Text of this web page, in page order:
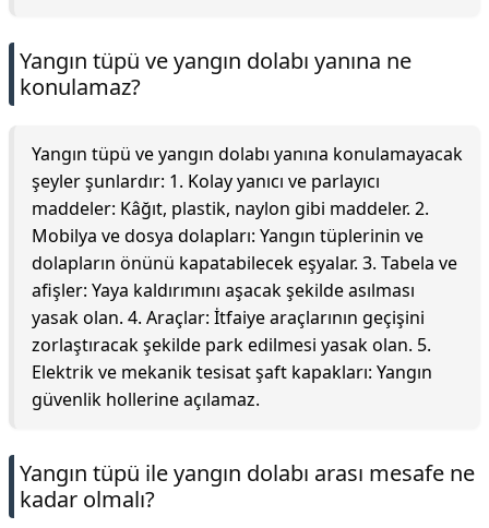
Yangın tüpü ve yangın dolabı yanına ne
konulamaz?
Yangın tüpü ve yangın dolabı yanına konulamayacak
şeyler şunlardır: 1. Kolay yanıcı ve parlayıcı
maddeler: Kâğıt, plastik, naylon gibi maddeler. 2.
Mobilya ve dosya dolapları: Yangın tüplerinin ve
dolapların önünü kapatabilecek eşyalar. 3. Tabela ve
afişler: Yaya kaldırımını aşacak şekilde asılması
yasak olan. 4. Araçlar: İtfaiye araçlarının geçişini
zorlaştıracak şekilde park edilmesi yasak olan. 5.
Elektrik ve mekanik tesisat şaft kapakları: Yangın
güvenlik hollerine açılamaz.
Yangın tüpü ile yangın dolabı arası mesafe ne
kadar olmalı?